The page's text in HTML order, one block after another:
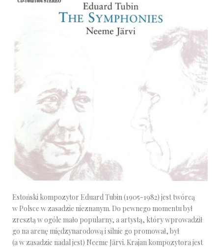
Estoński kompozytor Eduard Tubin (1905-1982) jest twórcą
w Polsce w zasadzie nieznanym. Do pewnego momentu był
zresztą w ogóle mało popularny, a artystą, który wprowadził
go na arenę międzynarodową i silnie go promował, był
(a w zasadzie nadal jest) Neeme Järvi. Krajan kompozytora jest